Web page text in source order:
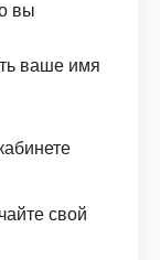
вы
ваше имя
свой